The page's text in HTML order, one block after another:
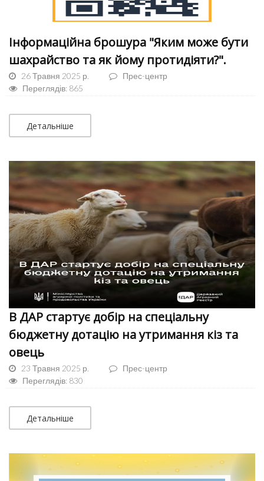
Інформаційна брошура "Яким може бути
шахрайство та як йому протидіяти?".
26 Травня 2025 р.
Прес-центр
Переглядів: 865
Детальніше
В ДАР стартує добір на спеціальну
бюджетну дотацію на утримання кіз та
овець
23 Травня 2025 р.
Прес-центр
Переглядів: 830
Детальніше